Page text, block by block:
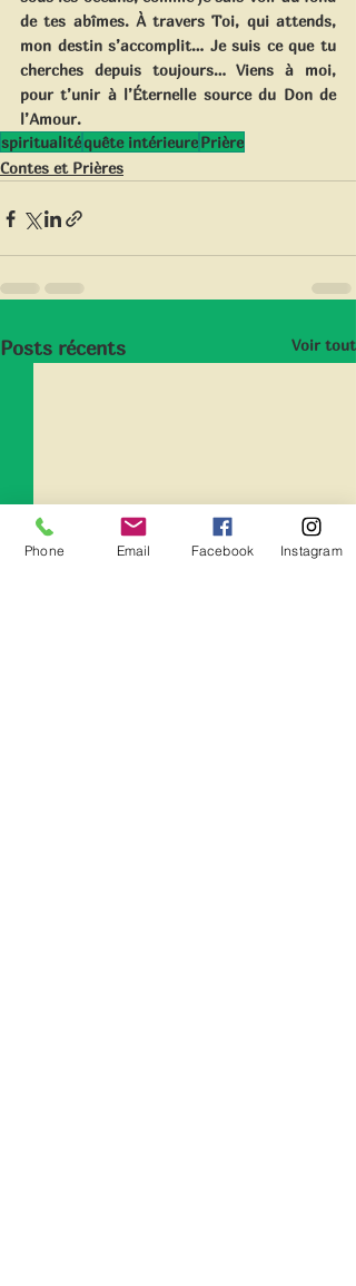
de tes abîmes. À travers Toi, qui attends,
mon destin s’accomplit… Je suis ce que tu
cherches depuis toujours… Viens à moi,
pour t’unir à l’Éternelle source du Don de
l’Amour.
spiritualitéquête intérieurePrière
Contes et Prières
Posts récents Voir tout
Phone Email Facebook Instagram